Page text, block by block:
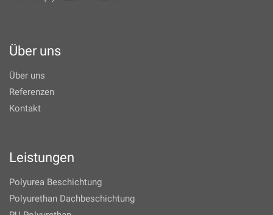
Über uns
Über uns
Referenzen
Kontakt
Leistungen
Polyurea Beschichtung
Polyurethan Dachbeschichtung